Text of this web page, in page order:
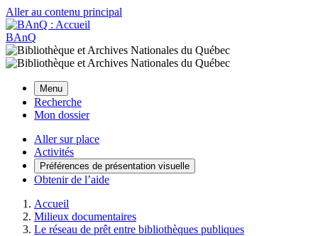
Aller au contenu principal
BAnQ
Menu
Recherche
Mon dossier
Aller sur place
Activités
Préférences de présentation visuelle
Obtenir de l’aide
Accueil
Milieux documentaires
Le réseau de prêt entre bibliothèques publiques